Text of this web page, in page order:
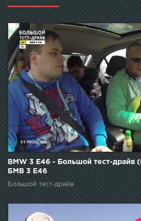
BMW 3 E46 - Большой тест-драйв
БМВ 3 Е46
Большой тест-драйв